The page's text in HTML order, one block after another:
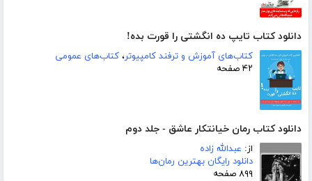
دانلود کتاب تایپ ده انگشتی را قورت بده!
کتاب‌های آموزش و ترفند کامپیوتر، کتاب‌های عمومی
۴۲ صفحه
دانلود کتاب رمان خیانتکار عاشق - جلد دوم
از: عبدالله زاده
دانلود رایگان بهترین رمان‌ها
۸۹۹ صفحه